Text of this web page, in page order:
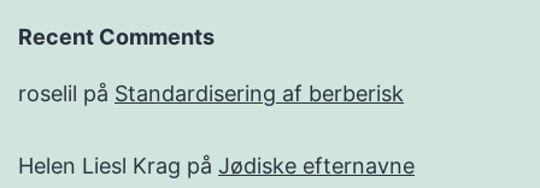
Recent Comments
roselil på Standardisering af berberisk
Helen Liesl Krag på Jødiske efternavne